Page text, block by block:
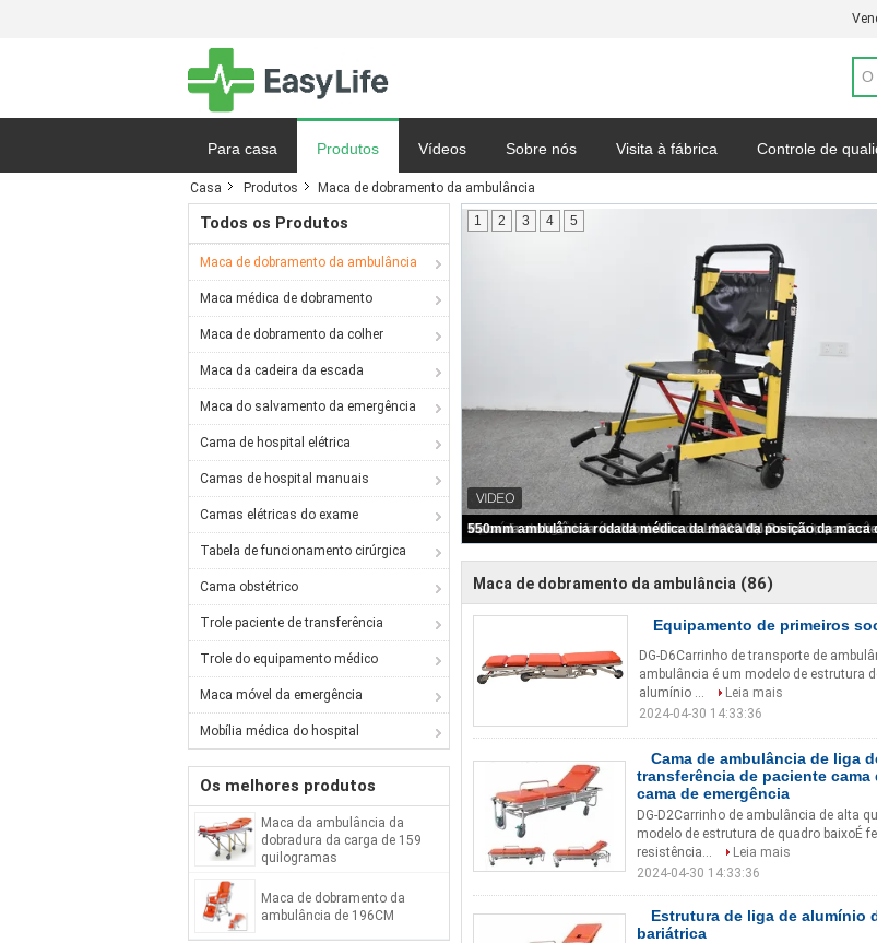
Para casa Produtos Vídeos Sobre nós Visita à fábrica Controle de
Notícias Mapa do site Política de Privacidade
Casa Produtos Maca de dobramento da ambulância
Todos os Produtos
Maca de dobramento da ambulância
Maca médica de dobramento
Maca de dobramento da colher
Maca da cadeira da escada
Maca do salvamento da emergência
Cama de hospital elétrica
Camas de hospital manuais
Camas elétricas do exame
Tabela de funcionamento cirúrgica
Cama obstétrico
Trole paciente de transferência
Trole do equipamento médico
Maca móvel da emergência
Mobília médica do hospital
Os melhores produtos
Maca da ambulância da
dobradura da carga de 159
quilogramas
Maca de dobramento da
ambulância de 196CM
1 2 3 4 5
Maca de dobramento da ambulância (86)
Equipamento de primeiros
DG-D6Carrinho de transporte de
ambulância é um modelo de estrutura
alumínio ...
Leia mais
2024-04-30 14:33:36
Cama de ambulância de liga
transferência de paciente
cama de emergência
DG-D2Carrinho de ambulância de alta
modelo de estrutura de quadro baixoÉ
resistência...
Leia mais
2024-04-30 14:33:36
Estrutura de liga de alumínio
bariátrica